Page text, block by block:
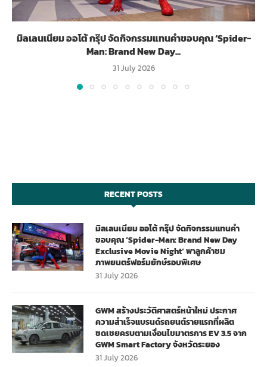
มิลเลนเนียม ออโต้ กรุ๊ป จัดกิจกรรมแทนคำขอบคุณ ‘Spider-
Man: Brand New Day...
31 July 2026
RECENT POSTS
มิลเลนเนียม ออโต้ กรุ๊ป จัดกิจกรรมแทนคำ
ขอบคุณ ‘Spider-Man: Brand New Day
Exclusive Movie Night’ พาลูกค้าชม
ภาพยนตร์ฟอร์มยักษ์รอบพิเศษ
31 July 2026
GWM สร้างประวัติศาสตร์หน้าใหม่ ประกาศ
ความสำเร็จแบรนด์รถยนต์รายแรกที่ผลิต
ชดเชยครบตามเงื่อนไขมาตรการ EV 3.5 จาก
GWM Smart Factory จังหวัดระยอง
31 July 2026